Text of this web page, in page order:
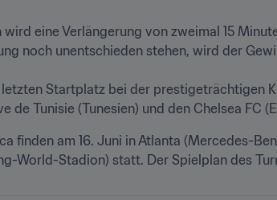
eine Verlängerung von zweimal 15
noch unentschieden stehen, wird der
Startplatz bei der prestigeträchtigen
de Tunisie (Tunesien) und den Chelsea FC
finden am 16. Juni in Atlanta (Mercedes-
World-Stadion) statt. Der Spielplan des